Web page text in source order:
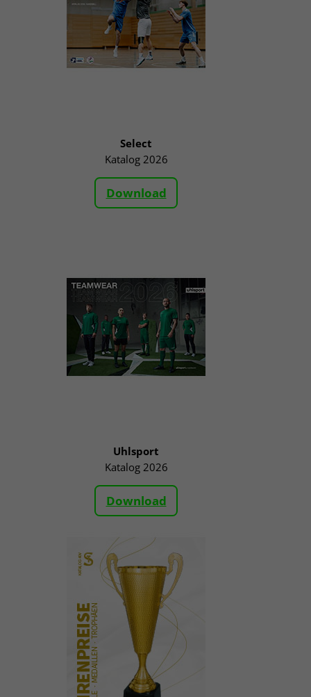
Select
Katalog 2026
Download
Uhlsport
Katalog 2026
Download